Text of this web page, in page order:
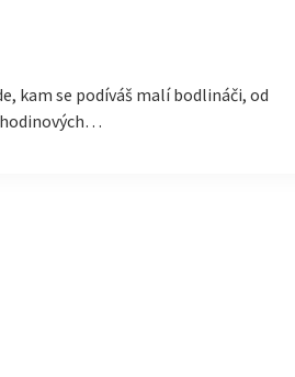
kam se podíváš malí bodlináči, od